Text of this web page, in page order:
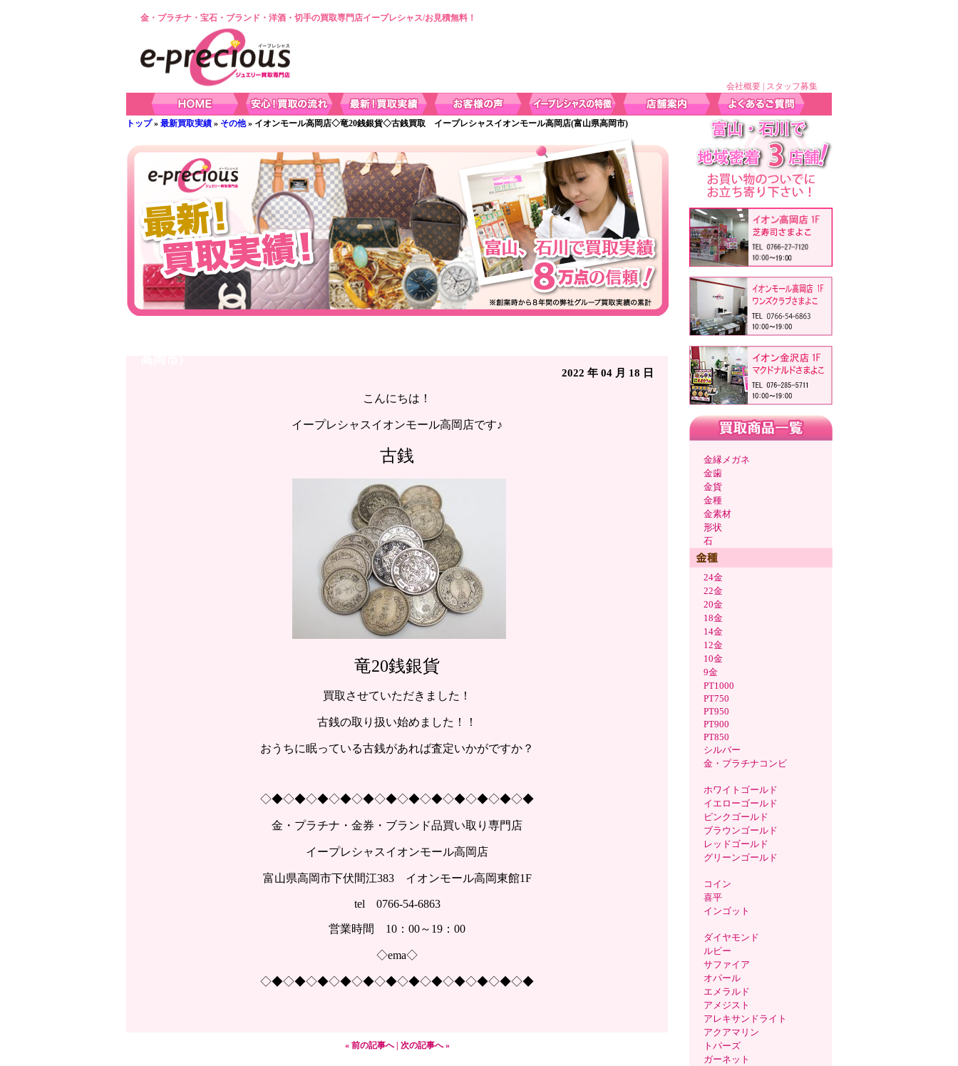
金・プラチナ・宝石・ブランド・洋酒・切手の買取専門店イープレシャス/お見積無料！
会社概要 スタッフ募集
トップ» 最新買取実績 » その他» イオンモール高岡店◇竜20銭銀貨◇古銭買取 イープレシャスイオンモール高岡店(富山県高岡市)
2022 年 04 月 18 日
こんにちは！
イープレシャスイオンモール高岡店です♪
古銭
竜20銭銀貨
買取させていただきました！
古銭の取り扱い始めました！！
おうちに眠っている古銭があれば査定いかがですか？
◇◆◇◆◇◆◇◆◇◆◇◆◇◆◇◆◇◆◇◆◇◆◇◆
金・プラチナ・金券・ブランド品買い取り専門店
イープレシャスイオンモール高岡店
富山県高岡市下伏間江383 イオンモール高岡東館1F
tel 0766-54-6863
営業時間 10：00～19：00
◇ema◇
◇◆◇◆◇◆◇◆◇◆◇◆◇◆◇◆◇◆◇◆◇◆◇◆
« 前の記事へ| 次の記事へ »
金縁メガネ
金歯
金貨
金種
金素材
形状
石
24金
22金
20金
18金
14金
12金
10金
9金
PT1000
PT750
PT950
PT900
PT850
シルバー
金・プラチナコンビ
ホワイトゴールド
イエローゴールド
ピンクゴールド
ブラウンゴールド
レッドゴールド
グリーンゴールド
コイン
喜平
インゴット
ダイヤモンド
ルビー
サファイア
オパール
エメラルド
アメジスト
アレキサンドライト
アクアマリン
トパーズ
ガーネット